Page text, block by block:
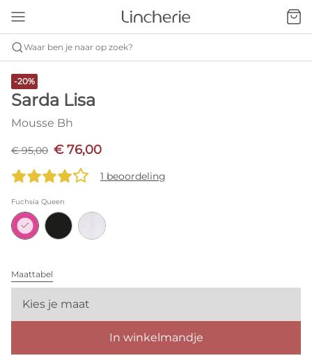
Waar ben je naar op zoek?
-20%
Sarda Lisa
Mousse Bh
€ 95,00 € 76,00
1 beoordeling
Fuchsia Queen
Maattabel
Kies je maat
In winkelmandje